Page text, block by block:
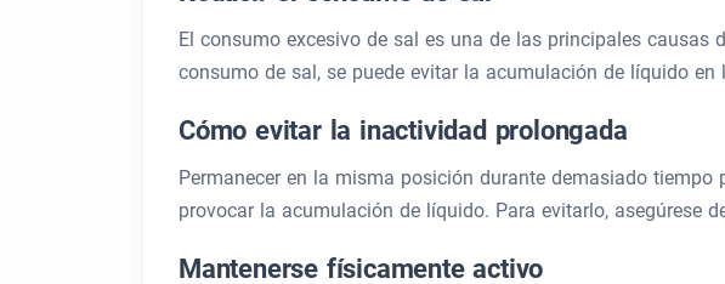
El consumo excesivo de sal es una de las principales causas
consumo de sal, se puede evitar la acumulación de líquido
Cómo evitar la inactividad prolongada
Permanecer en la misma posición durante demasiado
provocar la acumulación de líquido. Para evitarlo, asegúrese
Mantenerse físicamente activo